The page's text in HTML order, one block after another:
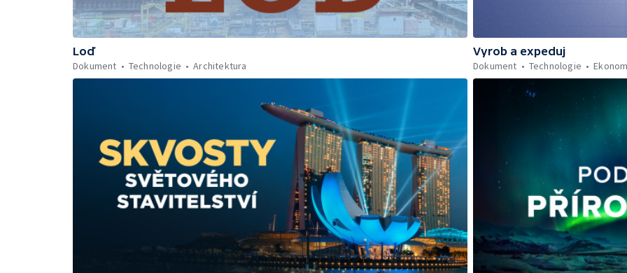
Loď
Dokument
Technologie Architektura
Vyrob a expeduj
Dokument
Technologie